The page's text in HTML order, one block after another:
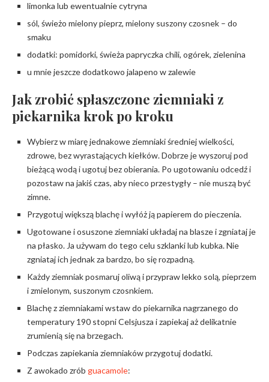
limonka lub ewentualnie cytryna
sól, świeżo mielony pieprz, mielony suszony czosnek – do
smaku
dodatki: pomidorki, świeża papryczka chili, ogórek, zielenina
u mnie jeszcze dodatkowo jalapeno w zalewie
Jak zrobić spłaszczone ziemniaki z
piekarnika krok po kroku
Wybierz w miarę jednakowe ziemniaki średniej wielkości,
zdrowe, bez wyrastających kiełków. Dobrze je wyszoruj pod
bieżącą wodą i ugotuj bez obierania. Po ugotowaniu odcedź i
pozostaw na jakiś czas, aby nieco przestygły – nie muszą być
zimne.
Przygotuj większą blachę i wyłóż ją papierem do pieczenia.
Ugotowane i osuszone ziemniaki układaj na blasze i zgniataj je
na płasko. Ja używam do tego celu szklanki lub kubka. Nie
zgniataj ich jednak za bardzo, bo się rozpadną.
Każdy ziemniak posmaruj oliwą i przypraw lekko solą, pieprzem
i zmielonym, suszonym czosnkiem.
Blachę z ziemniakami wstaw do piekarnika nagrzanego do
temperatury 190 stopni Celsjusza i zapiekaj aż delikatnie
zrumienią się na brzegach.
Podczas zapiekania ziemniaków przygotuj dodatki.
Z awokado zrób guacamole: